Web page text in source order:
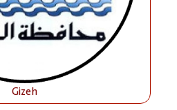
Gizeh